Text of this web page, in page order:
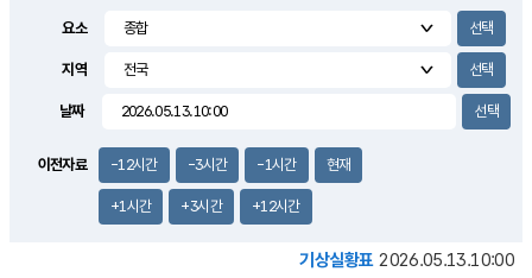
1.9m/s
요소
지역
날짜
이전자료 -12시간 -3시간 -1시간 현재
+1시간 +3시간 +12시간
기상실황표 2026.05.13.10:00